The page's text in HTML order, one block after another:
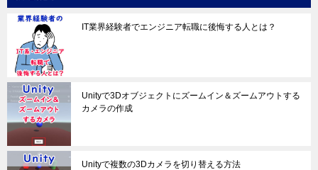
IT業界経験者でエンジニア転職に後悔する人とは？
Unityで3Dオブジェクトにズームイン＆ズームアウトする
カメラの作成
Unityで複数の3Dカメラを切り替える方法